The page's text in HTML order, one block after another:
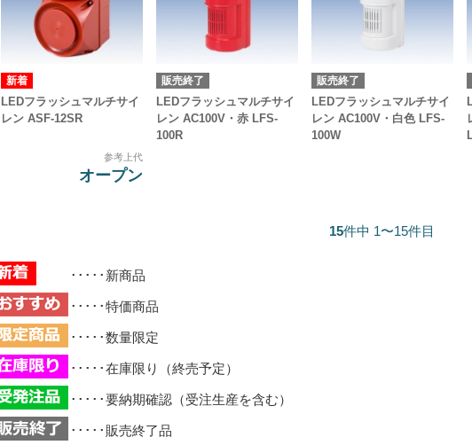
LEDフラッシュマルチサイ
レン ASF-12SR
参考上代
オープン
販売終了
LEDフラッシュマルチサイ
レン AC100V・赤 LFS-
100R
販売終了
LEDフラッシュマルチサイ
レン AC100V・白色 LFS-
100W
15件中 1〜15件目
･････新商品
･････特価商品
･････数量限定
･････在庫限り（終売予定）
･････要納期確認（受注生産を含む）
･････販売終了品